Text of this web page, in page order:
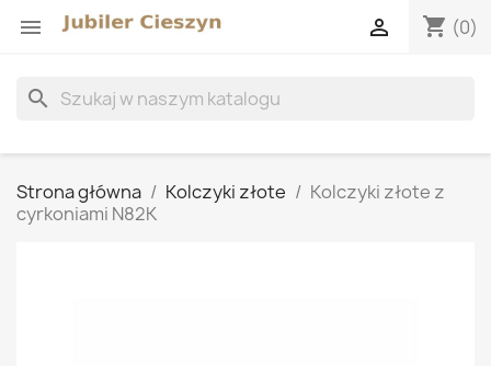
 shopping_cart (0)

search
Strona główna Kolczyki złote
Kolczyki złote z
cyrkoniami N82K